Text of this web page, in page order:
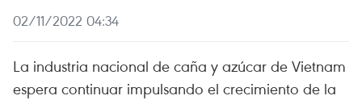
02/11/2022 04:34
La industria nacional de caña y azúcar de Vietnam
espera continuar impulsando el crecimiento de la